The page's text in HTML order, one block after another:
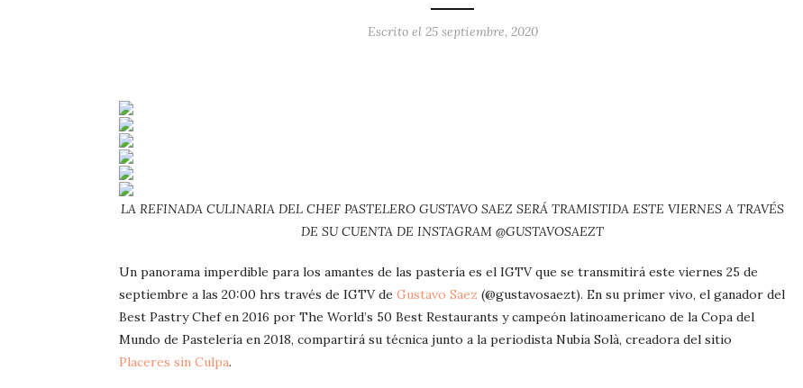
Escrito el 25 septiembre, 2020
LA REFINADA CULINARIA DEL CHEF PASTELERO GUSTAVO SAEZ SERÁ TRAMISTIDA ESTE VIERNES A TRAVÉS
DE SU CUENTA DE INSTAGRAM @GUSTAVOSAEZT
Un panorama imperdible para los amantes de las pastería es el IGTV que se transmitirá este viernes 25 de
septiembre a las 20:00 hrs través de IGTV de Gustavo Saez (@gustavosaezt). En su primer vivo, el ganador del
Best Pastry Chef en 2016 por The World’s 50 Best Restaurants y campeón latinoamericano de la Copa del
Mundo de Pastelería en 2018, compartirá su técnica junto a la periodista Nubia Solà, creadora del sitio
Placeres sin Culpa.